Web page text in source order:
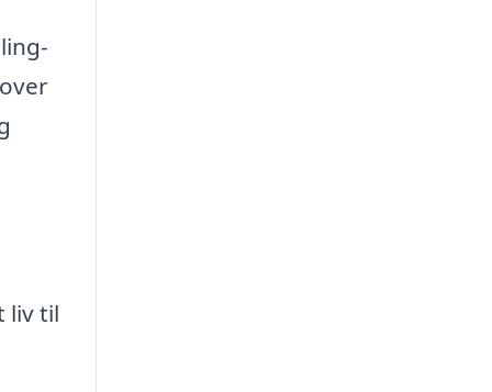
liv til